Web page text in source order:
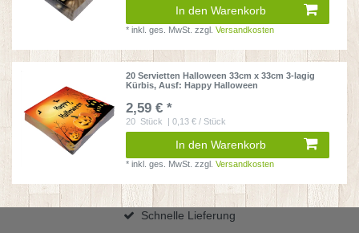
In den Warenkorb
*inkl. ges. MwSt. zzgl.Versandkosten
20 Servietten Halloween 33cm x 33cm 3-lagig
Kürbis, Ausf: Happy Halloween
2,59 € *
20 Stück | 0,13 € / Stück
In den Warenkorb
*inkl. ges. MwSt. zzgl.Versandkosten
Schnelle Lieferung